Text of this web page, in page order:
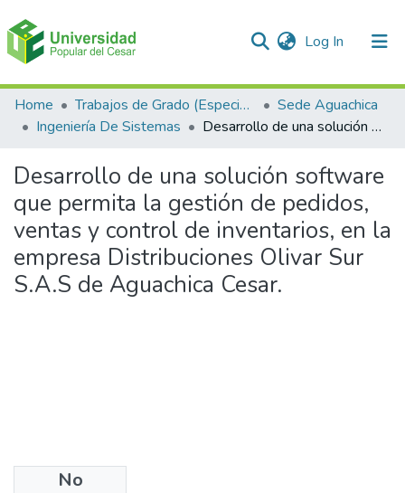
Log In (current)
Communities & Collections
All of DSpace
Statistics
Home Trabajos de Grado (Especializaciones y Pregrados)
Sede Aguachica
Ingeniería De Sistemas
Desarrollo de una solución software que permita la gestión de pedidos, ventas y control de inventarios, en la empresa Distribuciones Olivar Sur S.A.S de Aguachica Cesar.
Desarrollo de una solución software
que permita la gestión de pedidos,
ventas y control de inventarios, en la
empresa Distribuciones Olivar Sur
S.A.S de Aguachica Cesar.
No